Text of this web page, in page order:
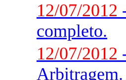
12/07/2012
completo.
12/07/2012
Arbitragem.